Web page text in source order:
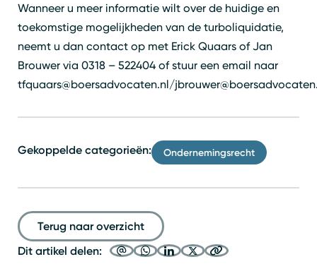
Wanneer u meer informatie wilt over de huidige en
toekomstige mogelijkheden van de turboliquidatie,
neemt u dan contact op met Erick Quaars of Jan
Brouwer via 0318 – 522404 of stuur een email naar
tfquaars@boersadvocaten.nl/
Gekoppelde categorieën: Ondernemingsrecht
Terug naar overzicht
Dit artikel delen: